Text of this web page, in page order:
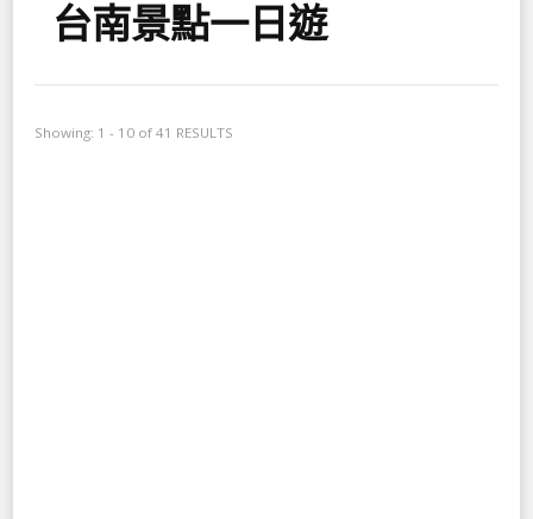
台南景點一日遊
Showing: 1 - 10 of 41 RESULTS